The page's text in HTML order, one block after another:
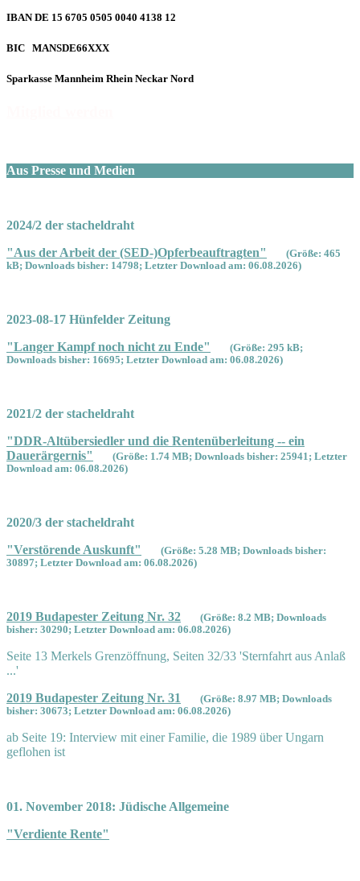
IBAN DE 15 6705 0505 0040 4138 12
BIC MANSDE66XXX
Sparkasse Mannheim Rhein Neckar Nord
Aus Presse und Medien
2024/2 der stacheldraht
"Aus der Arbeit der (SED-)Opferbeauftragten"
(Größe: 465
kB; Downloads bisher: 14798; Letzter Download am: 06.08.2026)
2023-08-17 Hünfelder Zeitung
"Langer Kampf noch nicht zu Ende"
(Größe: 295 kB;
Downloads bisher: 16695; Letzter Download am: 06.08.2026)
2021/2 der stacheldraht
"DDR-Altübersiedler und die Rentenüberleitung -- ein
Dauerärgernis"
(Größe: 1.74 MB; Downloads bisher: 25941; Letzter
Download am: 06.08.2026)
2020/3 der stacheldraht
"Verstörende Auskunft"
(Größe: 5.28 MB; Downloads bisher:
30897; Letzter Download am: 06.08.2026)
2019 Budapester Zeitung Nr. 32
(Größe: 8.2 MB; Downloads
bisher: 30290; Letzter Download am: 06.08.2026)
Seite 13 Merkels Grenzöffnung, Seiten 32/33 'Sternfahrt aus Anlaß
...'
2019 Budapester Zeitung Nr. 31
(Größe: 8.97 MB; Downloads
bisher: 30673; Letzter Download am: 06.08.2026)
ab Seite 19: Interview mit einer Familie, die 1989 über Ungarn
geflohen ist
01. November 2018: Jüdische Allgemeine
"Verdiente Rente"